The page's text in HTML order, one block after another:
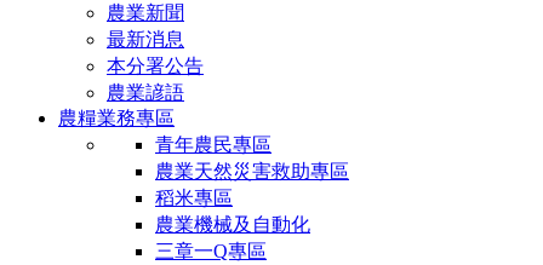
農業新聞
最新消息
本分署公告
農業諺語
農糧業務專區
青年農民專區
農業天然災害救助專區
稻米專區
農業機械及自動化
三章一Q專區